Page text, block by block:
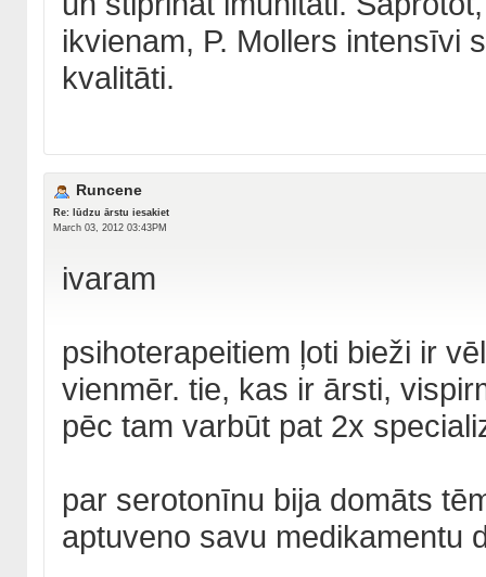
ikvienam, P. Mollers intensīvi
kvalitāti.
Runcene
Re: lūdzu ārstu iesakiet
March 03, 2012 03:43PM
ivaram
psihoterapeitiem ļoti bieži ir
vienmēr. tie, kas ir ārsti,
pēc tam varbūt pat 2x
par serotonīnu bija domāts
aptuveno savu medikamentu